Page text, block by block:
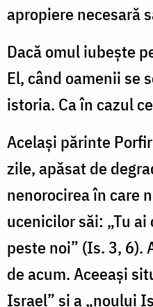
apropiere necesară
Dacă omul iubește
El, când oamenii se
istoria. Ca în cazul
Același părinte
zile, apăsat de
nenorocirea în care
ucenicilor săi: „Tu
peste noi” (Is. 3, 6).
de acum. Aceeași
Israel” și a „noului